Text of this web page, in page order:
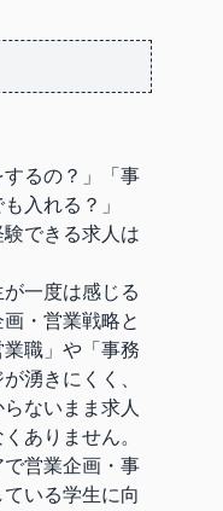
するの？」「事
入れる？」
験できる求人は
一度は感じる
・営業戦略と
職」や「事務
湧きにくく、
ないまま求人
ありません。
営業企画・事
いる学生に向